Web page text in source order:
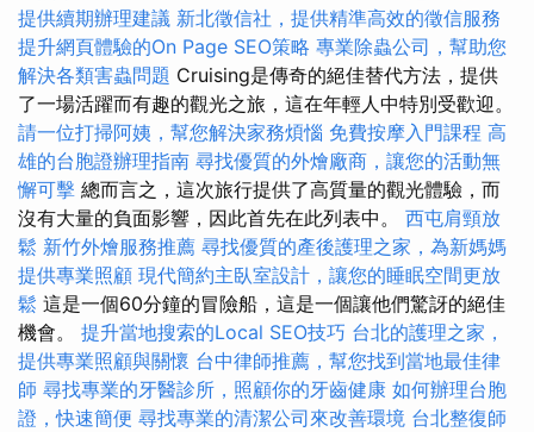
提供續期辦理建議 新北徵信社，提供精準高效的徵信服務
提升網頁體驗的On Page SEO策略 專業除蟲公司，幫助您
解決各類害蟲問題 Cruising是傳奇的絕佳替代方法，提供
了一場活躍而有趣的觀光之旅，這在年輕人中特別受歡迎。
請一位打掃阿姨，幫您解決家務煩惱 免費按摩入門課程 高
雄的台胞證辦理指南 尋找優質的外燴廠商，讓您的活動無
懈可擊 總而言之，這次旅行提供了高質量的觀光體驗，而
沒有大量的負面影響，因此首先在此列表中。 西屯肩頸放
鬆 新竹外燴服務推薦 尋找優質的產後護理之家，為新媽媽
提供專業照顧 現代簡約主臥室設計，讓您的睡眠空間更放
鬆 這是一個60分鐘的冒險船，這是一個讓他們驚訝的絕佳
機會。 提升當地搜索的Local SEO技巧 台北的護理之家，
提供專業照顧與關懷 台中律師推薦，幫您找到當地最佳律
師 尋找專業的牙醫診所，照顧你的牙齒健康 如何辦理台胞
證，快速簡便 尋找專業的清潔公司來改善環境 台北整復師